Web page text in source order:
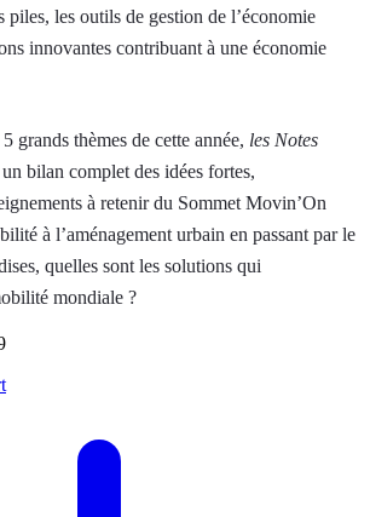
piles, les outils de gestion de l’économie
innovantes contribuant à une économie
grands thèmes de cette année, les Notes
bilan complet des idées fortes,
à retenir du Sommet Movin’On
à l’aménagement urbain en passant par le
quelles sont les solutions qui
mondiale ?